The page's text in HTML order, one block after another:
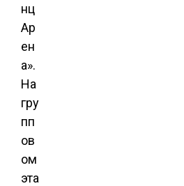
нц
Ар
ен
а».
На
гру
пп
ов
ом
эта